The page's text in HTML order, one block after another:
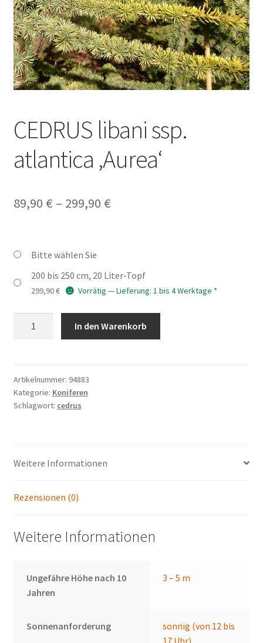
CEDRUS libani ssp.
atlantica ‚Aurea‘
89,90 € – 299,90 €Preisspanne:
Bitte wählen Sie
200 bis 250 cm, 20 Liter-Topf
299,90€ Vorrätig — Lieferung: 1 bis 4 Werktage *
'Aurea'
Menge
In den Warenkorb
Artikelnummer: 94883
Kategorie: Koniferen
Schlagwort: cedrus
Weitere Informationen
Rezensionen (0)
Weitere Informationen
Ungefähre Höhe nach 10
Jahren
3 – 5 m
Sonnenanforderung
sonnig (von 12 bis